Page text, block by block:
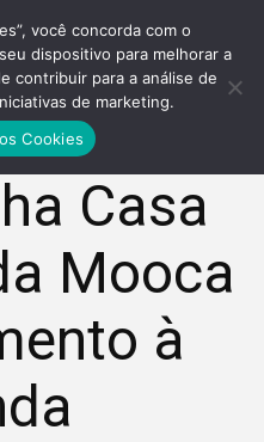
Casa
Mooca
à
você concorda com o
dispositivo para melhorar a
contribuir para a análise de
de marketing.
Cookies